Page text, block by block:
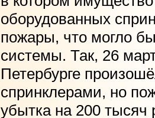
оборудованных
пожары, что могло
системы. Так, 26
Петербурге
спринклерами, но
убытка на 200 тысяч